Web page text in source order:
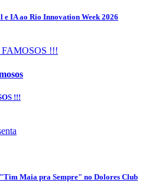
IA ao Rio Innovation Week 2026
!!!
Maia pra Sempre" no Dolores Club